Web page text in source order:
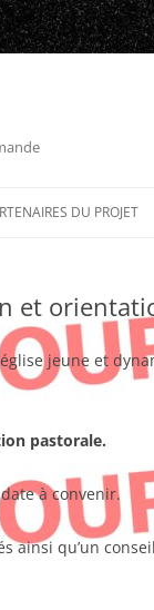
DU PROJET
et
jeune et
pastorale.
à convenir.
ainsi qu’un